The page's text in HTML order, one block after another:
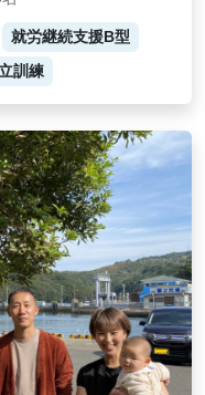
就労継続支援B型
訓練